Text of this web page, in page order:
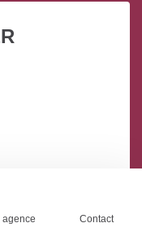
agence Contact